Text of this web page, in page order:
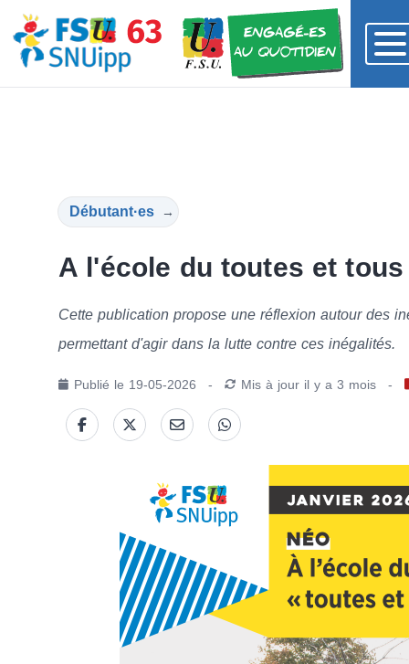
Débutant·es →
A l'école du toutes et
Cette publication propose une réflexion autour des
permettant d'agir dans la lutte contre ces inégalités.
Publié le 19-05-2026 - Mis à jour il y a 3 mois -